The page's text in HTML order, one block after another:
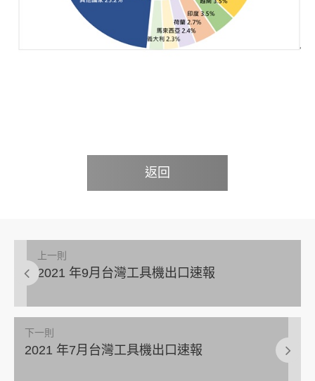
返回
上一則
2021 年9月台灣工具機出口速報
下一則
2021 年7月台灣工具機出口速報